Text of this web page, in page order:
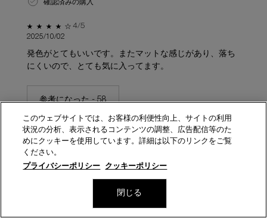
確認済みの購入
5星中4。
4/5
2025/10/02
発色がとてもいいです。またマットな感じがあり、落ち
にくいので、とても気に入ってます。
参考になった -58
このウェブサイトでは、お客様の利便性向上、サイトの利用
状況の分析、表示されるコンテンツの調整、広告配信等のた
めにクッキーを使用しています。詳細は以下のリンクをご覧
ください。
プライバシーポリシー
クッキーポリシー
閉じる